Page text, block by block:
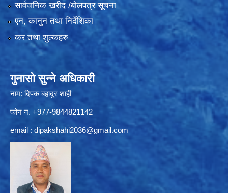
सार्वजनिक खरीद /बोलपत्र सूचना
एन, कानुन तथा निर्देशिका
कर तथा शुल्कहरु
गुनासो सुन्ने अधिकारी
नाम: दिपक बहादुर शाही
फोन न. +977-9844821142
email : dipakshahi2036@gmail.com